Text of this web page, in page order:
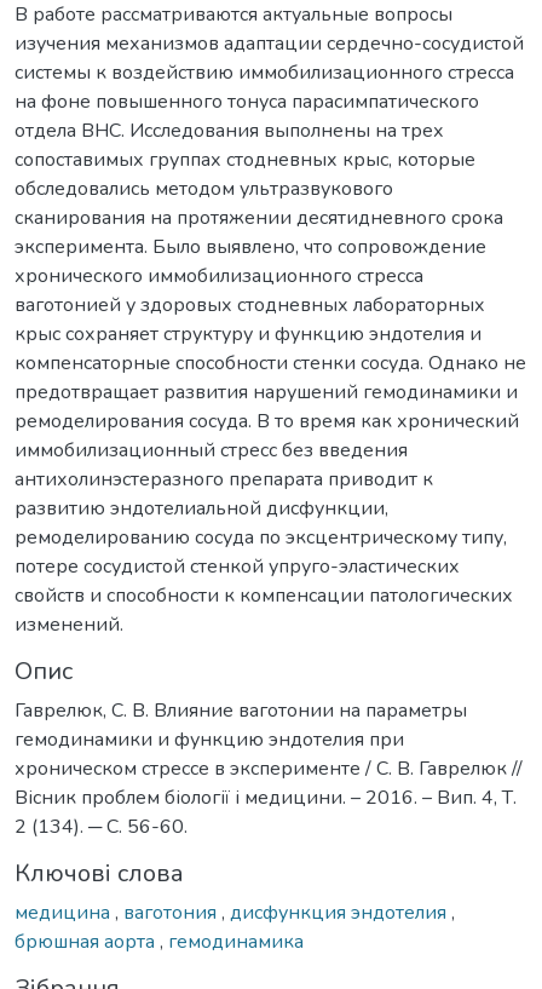
В работе рассматриваются актуальные вопросы
изучения механизмов адаптации сердечно-сосудистой
системы к воздействию иммобилизационного стресса
на фоне повышенного тонуса парасимпатического
отдела ВНС. Исследования выполнены на трех
сопоставимых группах стодневных крыс, которые
обследовались методом ультразвукового
сканирования на протяжении десятидневного срока
эксперимента. Было выявлено, что сопровождение
хронического иммобилизационного стресса
ваготонией у здоровых стодневных лабораторных
крыс сохраняет структуру и функцию эндотелия и
компенсаторные способности стенки сосуда. Однако не
предотвращает развития нарушений гемодинамики и
ремоделирования сосуда. В то время как хронический
иммобилизационный стресс без введения
антихолинэстеразного препарата приводит к
развитию эндотелиальной дисфункции,
ремоделированию сосуда по эксцентрическому типу,
потере сосудистой стенкой упруго-эластических
свойств и способности к компенсации патологических
изменений.
Опис
Гаврелюк, С. В. Влияние ваготонии на параметры
гемодинамики и функцию эндотелия при
хроническом стрессе в эксперименте / С. В. Гаврелюк //
Вісник проблем біології і медицини. – 2016. – Вип. 4, Т.
2 (134). ─ С. 56-60.
Ключові слова
медицина , ваготония , дисфункция эндотелия ,
брюшная аорта , гемодинамика